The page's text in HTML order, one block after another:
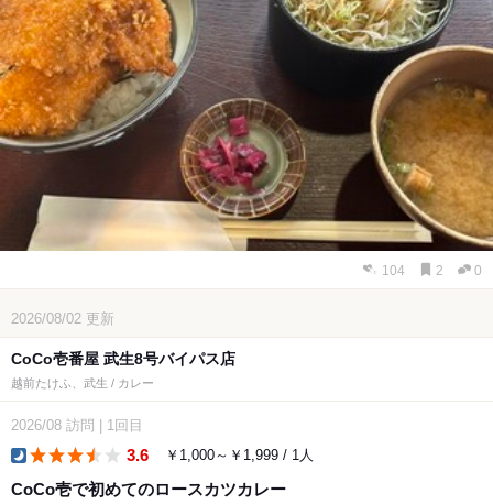
104 2 0
2026/08/02 更新
CoCo壱番屋 武生8号バイパス店
越前たけふ、武生 / カレー
2026/08 訪問 1回目
3.6 ￥1,000～￥1,999 / 1人
CoCo壱で初めてのロースカツカレー